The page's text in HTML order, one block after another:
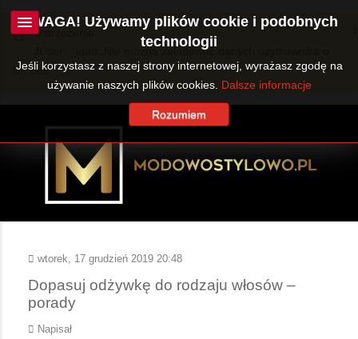
Ostrzeżenie
JUser::_load: Nie można załadować danych użytkownika o
ID: 360.
wtorek, 17 grudzień 2019 20:48
Dopasuj odżywkę do rodzaju włosów –
porady
Napisał
UWAGA! Używamy plików cookie i podobnych
technologii
Jeśli korzystasz z naszej strony internetowej, wyrażasz zgodę na
używanie naszych plików cookies. Dalsze informacje
Rozumiem